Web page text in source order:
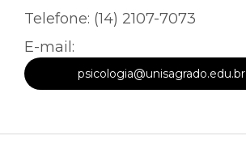
Telefone: (14) 2107-7073
E-mail:
psicologia@unisagrado.edu.br